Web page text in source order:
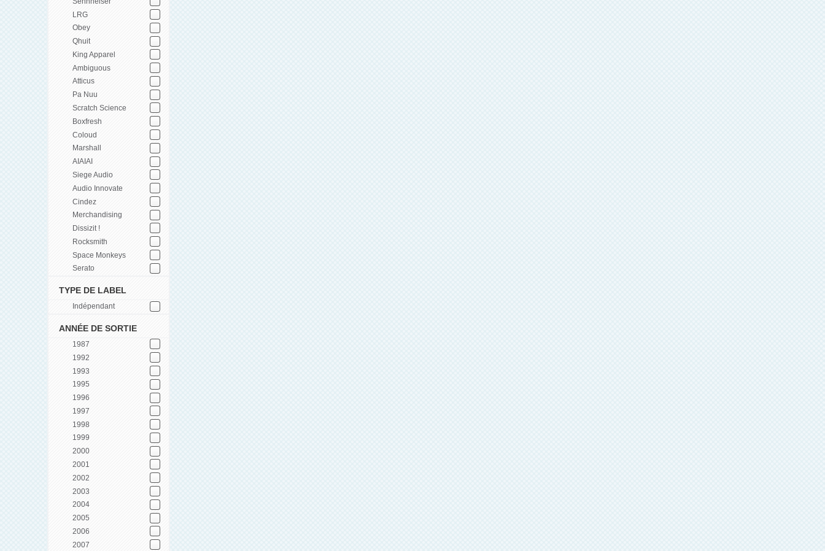
LRG
Obey
Qhuit
King Apparel
Ambiguous
Atticus
Pa Nuu
Scratch Science
Boxfresh
Coloud
Marshall
AIAIAI
Siege Audio
Audio Innovate
Cindez
Merchandising
Dissizit !
Rocksmith
Space Monkeys
Serato
TYPE DE LABEL
Indépendant
ANNÉE DE SORTIE
1987
1992
1993
1995
1996
1997
1998
1999
2000
2001
2002
2003
2004
2005
2006
2007